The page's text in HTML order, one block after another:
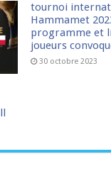
tournoi
Hammamet
programme et
joueurs
30 octobre 2023